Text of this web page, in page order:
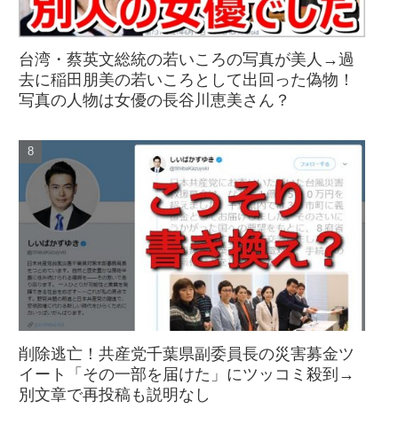
台湾・蔡英文総統の若いころの写真が美人→過
去に稲田朋美の若いころとして出回った偽物！
写真の人物は女優の長谷川恵美さん？
削除逃亡！共産党千葉県副委員長の災害募金ツ
イート「その一部を届けた」にツッコミ殺到→
別文章で再投稿も説明なし